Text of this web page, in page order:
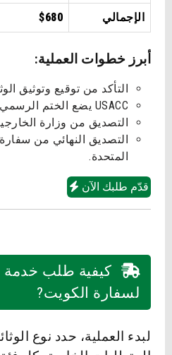
الإجمالي $680
أبرز خطوات العملية:
التأكد من توقيع وتوثيق
USACC يضع الختم الرسمي للغرفة التجارية.
التصديق من وزارة
التصديق النهائي من
المتحدة.
قدّم طلبك الآن
كيفية طلب خدمة
لسفارة الكويت?
لبدء العملية، حدد نوع